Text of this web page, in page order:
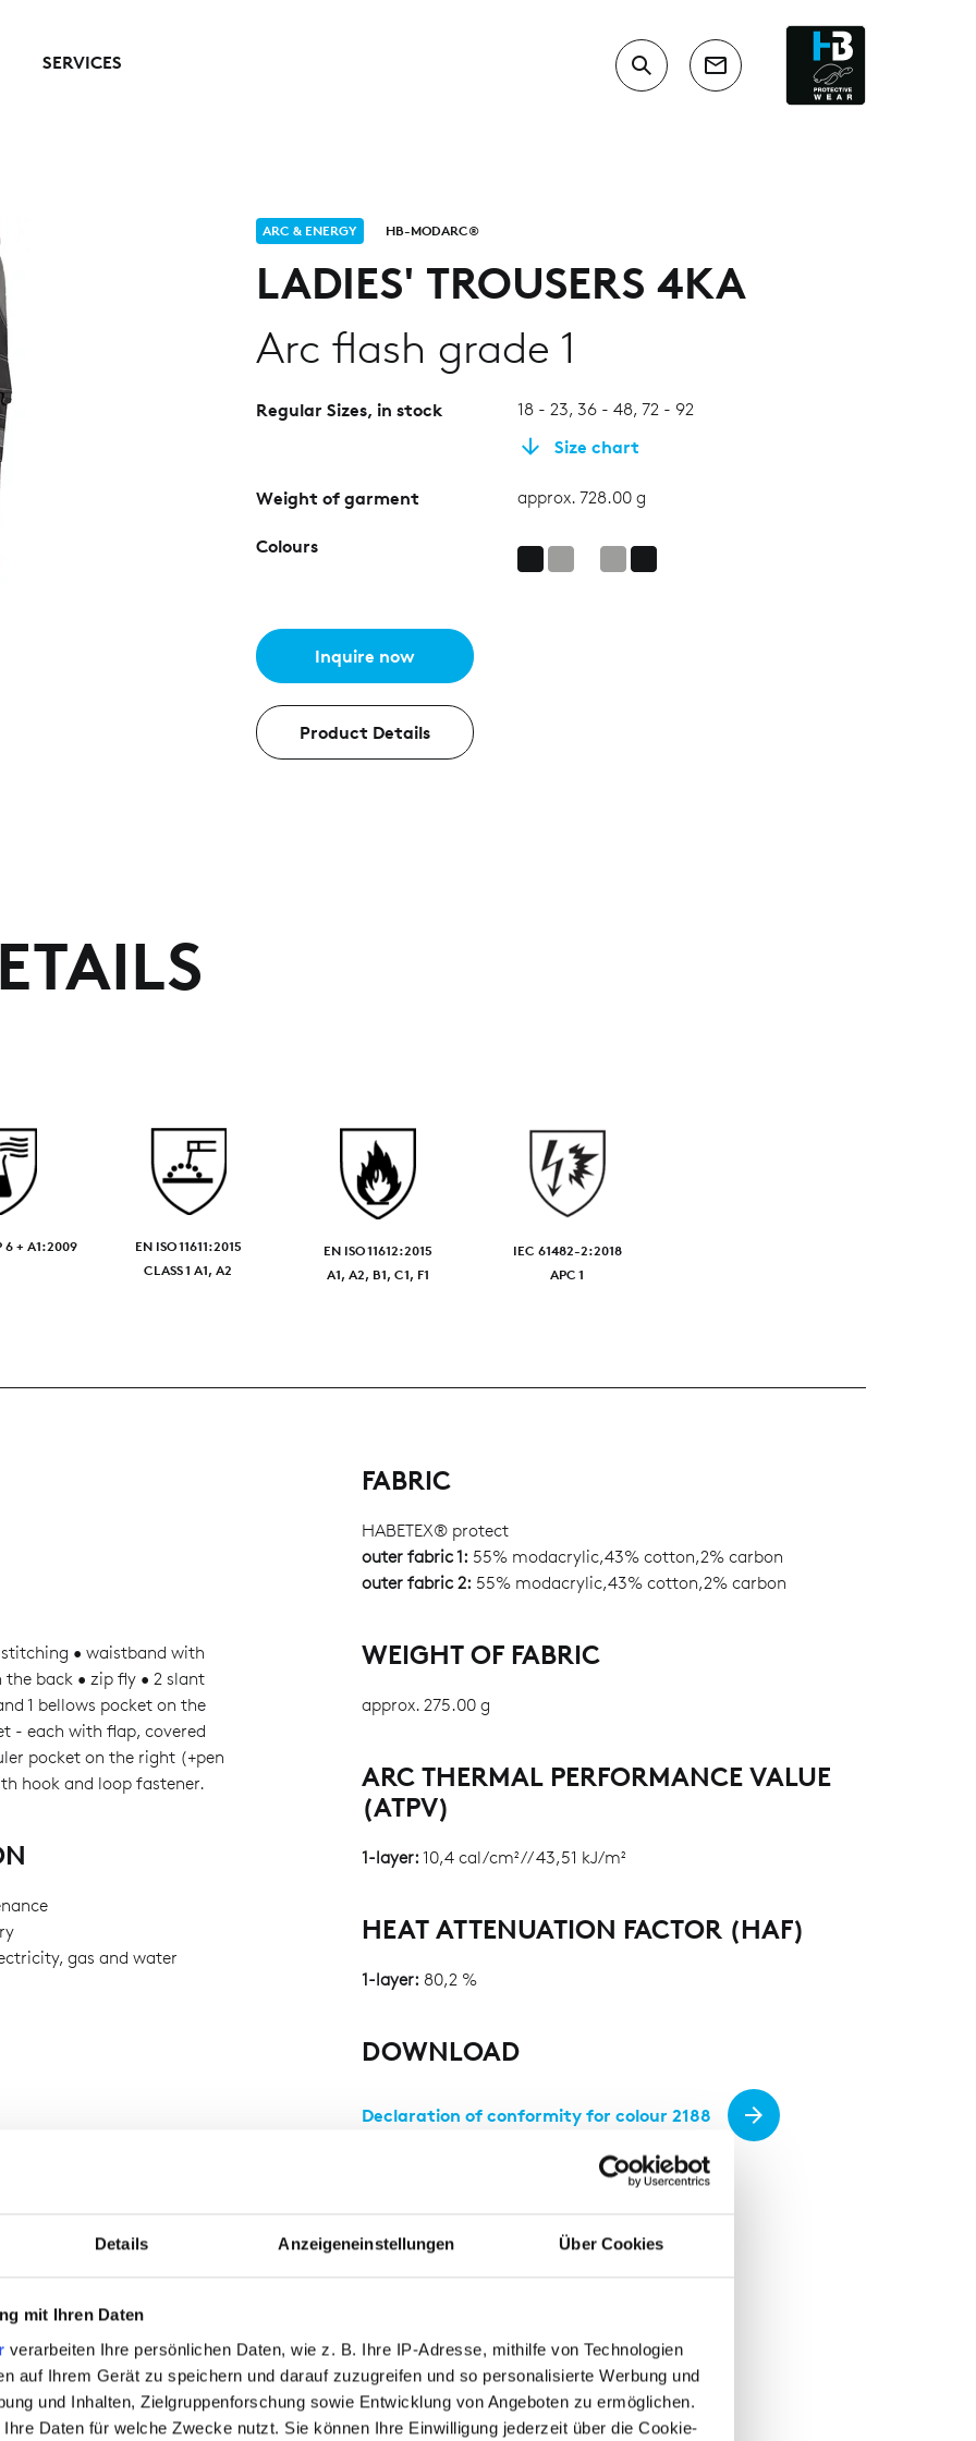
Details Anzeigeneinstellungen Über Cookies
mit Ihren Daten
verarbeiten Ihre persönlichen Daten, wie z. B. Ihre IP-Adresse, mithilfe von Technologien
auf Ihrem Gerät zu speichern und darauf zuzugreifen und so personalisierte Werbung und
und Inhalten, Zielgruppenforschung sowie Entwicklung von Angeboten zu ermöglichen.
Daten für welche Zwecke nutzt. Sie können Ihre Einwilligung jederzeit über die Cookie-
SERVICES
ARC & ENERGY HB-MODARC®
LADIES' TROUSERS 4KA
Arc flash grade 1
Regular Sizes, in stock 18 - 23, 36 - 48, 72 - 92
Size chart
Weight of garment approx. 728.00 g
Colours
Inquire now
Product Details
6 + A1:2009
EN ISO 11611:2015
CLASS 1 A1, A2
EN ISO 11612:2015
A1, A2, B1, C1, F1
IEC 61482-2:2018
APC 1
• waistband with
back • zip fly • 2 slant
1 bellows pocket on the
- each with flap, covered
pocket on the right (+pen
hook and loop fastener.
gas and water
FABRIC
HABETEX® protect
outer fabric 1: 55% modacrylic,43% cotton,2% carbon
outer fabric 2: 55% modacrylic,43% cotton,2% carbon
WEIGHT OF FABRIC
approx. 275.00 g
ARC THERMAL PERFORMANCE VALUE
(ATPV)
1-layer: 10,4 cal/cm² // 43,51 kJ/m²
HEAT ATTENUATION FACTOR (HAF)
1-layer: 80,2 %
DOWNLOAD
Declaration of conformity for colour 2188